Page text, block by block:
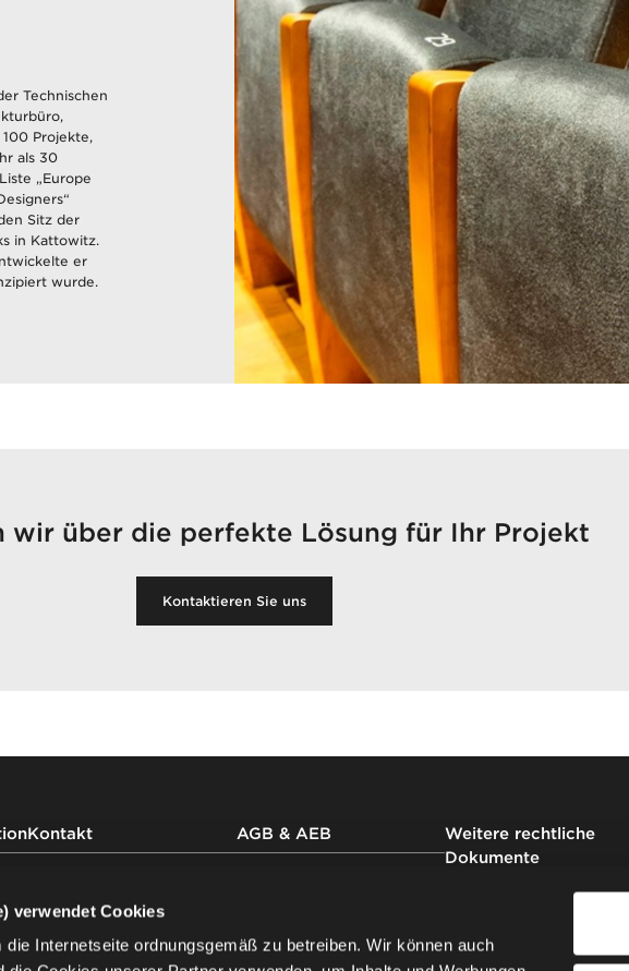
verwendet Cookies
Internetseite ordnungsgemäß zu betreiben. Wir können auch
Technischen
Projekte,
als 30
„Europe
Sitz der
in Kattowitz.
er
wurde.
wir über die perfekte Lösung für Ihr Projekt
Kontaktieren Sie uns
Kontakt
uns
Newsletter
AGB & AEB
AGB Nowy Styl Deutschland
Weitere rechtliche
Dokumente
Datenschutzbestimmungen auf